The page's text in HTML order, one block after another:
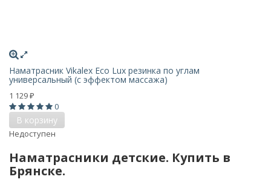
Наматрасник Vikalex Eco Lux резинка по углам
универсальный (с эффектом массажа)
1 129 ₽
0
В корзину
Недоступен
Наматрасники детские. Купить в
Брянске.